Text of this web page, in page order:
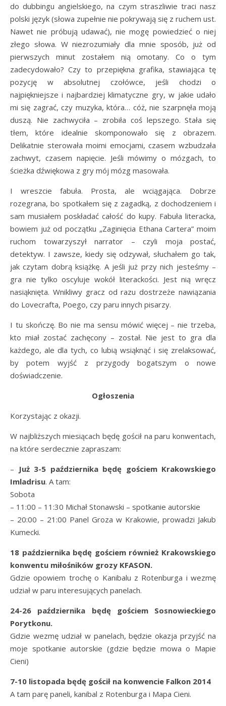
do dubbingu angielskiego, na czym straszliwie traci nasz
polski język (słowa zupełnie nie pokrywają się z ruchem ust.
Nawet nie próbują udawać), nie mogę powiedzieć o niej
złego słowa. W niezrozumiały dla mnie sposób, już od
pierwszych minut zostałem nią omotany. Co o tym
zadecydowało? Czy to przepiękna grafika, stawiająca tę
pozycję w absolutnej czołówce, jeśli chodzi o
najpiękniejsze i najbardziej klimatyczne gry, w jakie udało
mi się zagrać, czy muzyka, która… cóż, nie szarpnęła moją
duszą. Nie zachwyciła – zrobiła coś lepszego. Stała się
tłem, które idealnie skomponowało się z obrazem.
Delikatnie sterowała moimi emocjami, czasem wzbudzała
zachwyt, czasem napięcie. Jeśli mówimy o mózgach, to
ścieżka dźwiękowa z gry mój mózg masowała.
I wreszcie fabuła. Prosta, ale wciągająca. Dobrze
rozegrana, bo spotkałem się z zagadką, z dochodzeniem i
sam musiałem poskładać całość do kupy. Fabuła literacka,
bowiem już od początku „Zaginięcia Ethana Cartera” moim
ruchom towarzyszył narrator – czyli moja postać,
detektyw. I zawsze, kiedy się odzywał, słuchałem go tak,
jak czytam dobrą książkę. A jeśli już przy nich jesteśmy –
gra nie tylko oscyluje wokół literackości. Jest nią wręcz
nasiąknięta. Wnikliwy gracz od razu dostrzeże nawiązania
do Lovecrafta, Poego, czy paru innych pisarzy.
I tu skończę. Bo nie ma sensu mówić więcej – nie trzeba,
kto miał zostać zachęcony – został. Nie jest to gra dla
każdego, ale dla tych, co lubią wsiąknąć i się zrelaksować,
by potem wyjść z przygody bogatszym o nowe
doświadczenie.
Ogłoszenia
Korzystając z okazji.
W najbliższych miesiącach będę gościł na paru konwentach,
na które serdecznie zapraszam:
– Już 3-5 października będę gościem Krakowskiego
Imladrisu. A tam:
Sobota
– 11:00 – 11:30 Michał Stonawski – spotkanie autorskie
– 20:00 – 21:00 Panel Groza w Krakowie, prowadzi Jakub
Kumecki.
18 października będę gościem również Krakowskiego
konwentu miłośników grozy KFASON.
Gdzie opowiem trochę o Kanibalu z Rotenburga i wezmę
udział w paru interesujących panelach.
24-26 października będę gościem Sosnowieckiego
Porytkonu.
Gdzie wezmę udział w panelach, będzie okazja przyjść na
moje spotkanie autorskie (gdzie będzie mowa o Mapie
Cieni)
7-10 listopada będę gościł na konwencie Falkon 2014
A tam parę paneli, kanibal z Rotenburga i Mapa Cieni.